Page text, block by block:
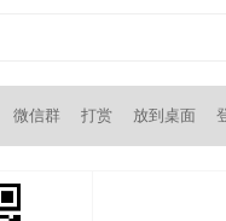
微信群 打赏 放到桌面